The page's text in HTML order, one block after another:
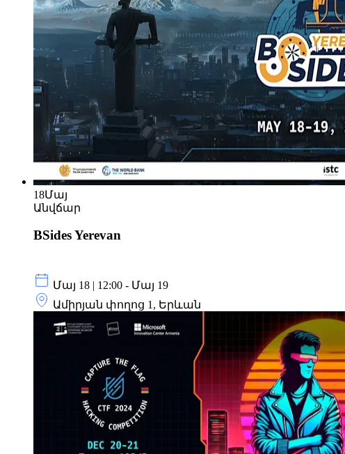
18Մայ
Անվճար
BSides Yerevan
Մայ 18 | 12:00 - Մայ 19
Ամիրյան փողոց 1, Երևան